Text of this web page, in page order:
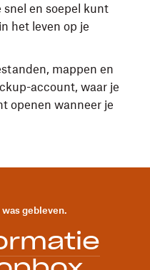
en soepel kunt
het leven op je
mappen en
account, waar je
openen wanneer je
gebleven.